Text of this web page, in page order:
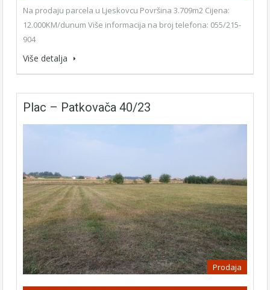
Na prodaju parcela u Ljeskovcu Površina 3.709m2 Cijena:
12.000KM/dunum Više informacija na broj telefona: 055/215-
904
Više detalja
Plac – Patkovača 40/23
Prodaja